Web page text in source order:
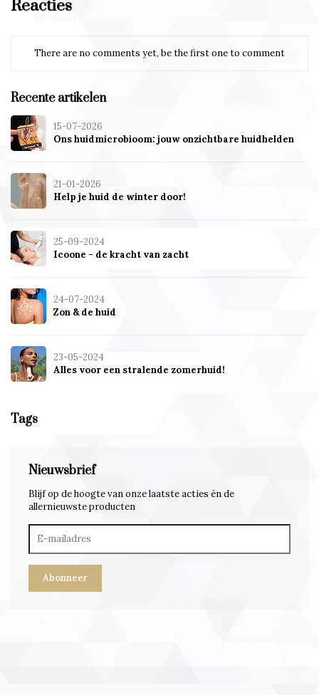
Reacties
There are no comments yet, be the first one to comment
Recente artikelen
15-07-2026
Ons huidmicrobioom: jouw onzichtbare huidhelden
21-01-2026
Help je huid de winter door!
25-09-2024
Icoone - de kracht van zacht
24-07-2024
Zon & de huid
23-05-2024
Alles voor een stralende zomerhuid!
Tags
Nieuwsbrief
Blijf op de hoogte van onze laatste acties én de
allernieuwste producten
Abonneer